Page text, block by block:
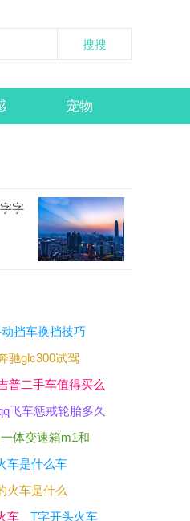
宠物
字
挡车换挡技巧
驰glc300试驾
普二手车值得买么
飞车惩戒轮胎多久
体变速箱m1和
车是什么车
火车是什么
车
T字开头火车